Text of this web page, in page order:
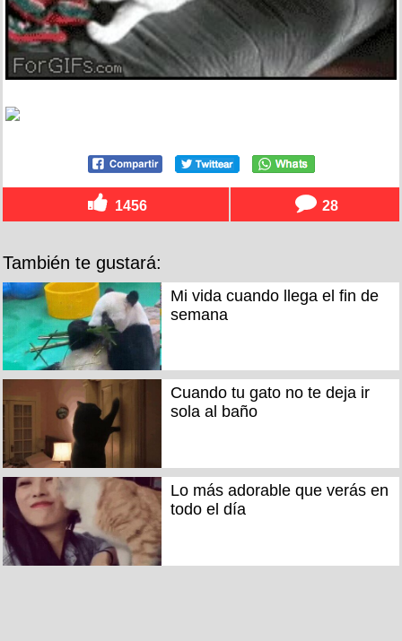
1456 28
También te gustará:
Mi vida cuando llega el fin de
semana
Cuando tu gato no te deja ir
sola al baño
Lo más adorable que verás en
todo el día